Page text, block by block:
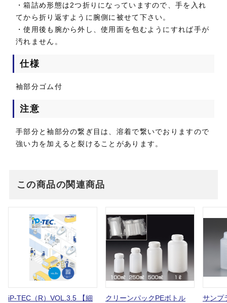
・箱詰め形態は2つ折りになっていますので、手を入れ
てから折り返すように腕側に被せて下さい。
・使用後も腕から外し、使用面を包むようにすれば手が
汚れません。
仕様
袖部分ゴム付
注意
手部分と袖部分の繋ぎ目は、溶着で繋いでおりますので
強い力を加えると裂けることがあります。
この商品の関連商品
iP-TEC（R）VOL.3.5 【細 クリーンパックPEボトル サンプ